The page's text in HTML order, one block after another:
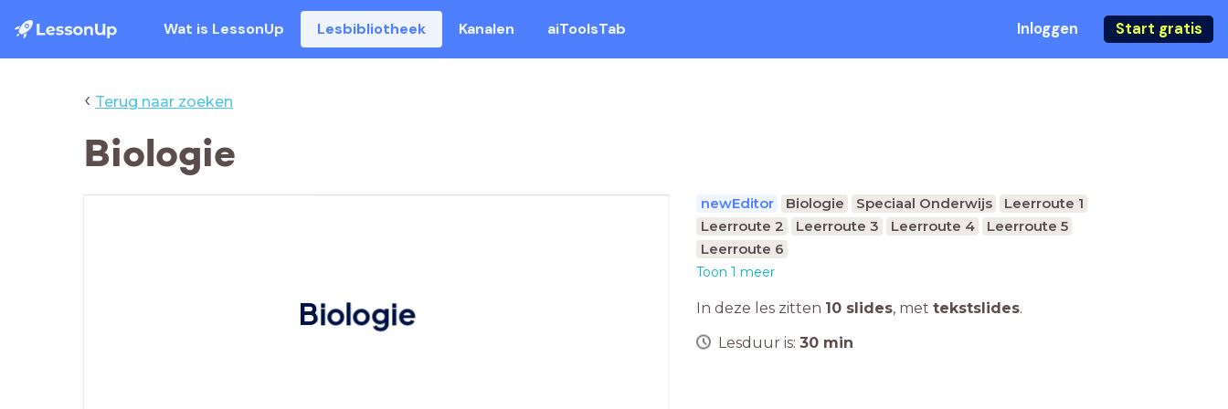
Wat is LessonUp Lesbibliotheek Kanalen aiToolsTab Inloggen Start gratis
‹ Terug naar zoeken
Biologie
Biologie
newEditor Biologie Speciaal Onderwijs
Leerroute 1
Leerroute 2
Leerroute 3 Leerroute 4
Leerroute 5
Leerroute 6
Toon 1 meer
In deze les zitten 10 slides, met tekstslides.
Lesduur is: 30 min